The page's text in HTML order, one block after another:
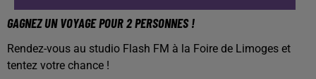
GAGNEZ UN VOYAGE POUR 2 PERSONNES !
Rendez-vous au studio Flash FM à la Foire de Limoges et
tentez votre chance !